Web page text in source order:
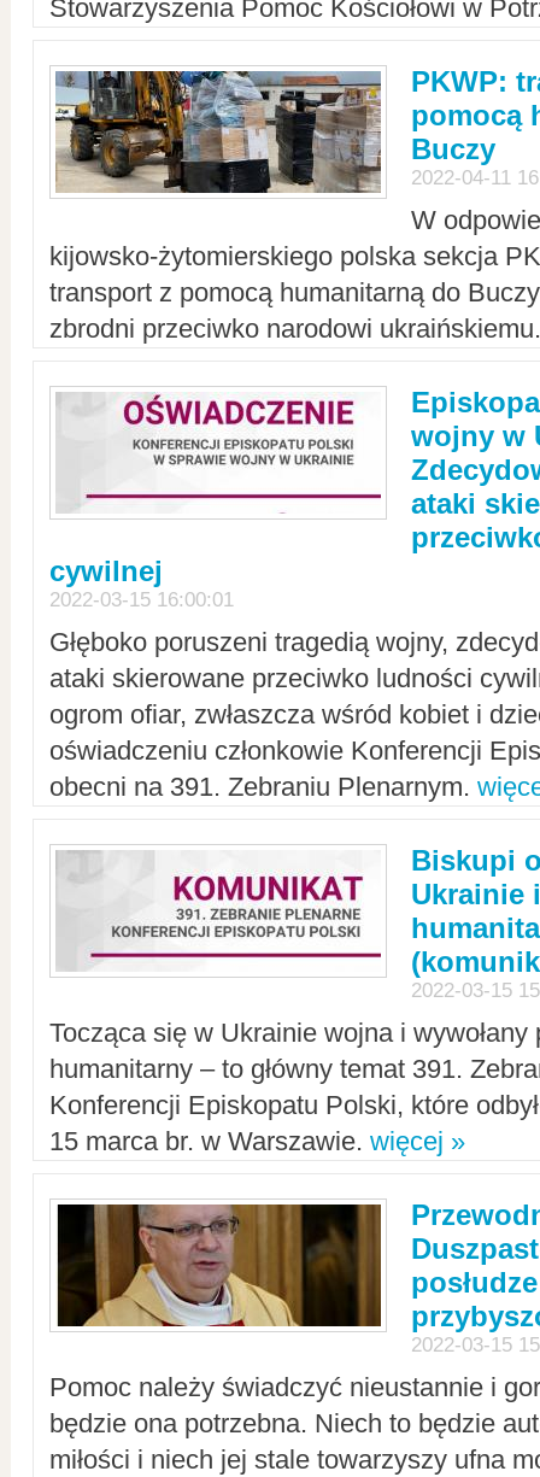
Stowarzyszenia Pomoc Kościołowi w
PKWP:
pomocą
Buczy
2022-04-11
W
kijowsko-żytomierskiego polska sekcja
transport z pomocą humanitarną do
zbrodni przeciwko narodowi
wojny w
ataki
cywilnej
2022-03-15 16:00:01
Głęboko poruszeni tragedią wojny,
ataki skierowane przeciwko ludności
ogrom ofiar, zwłaszcza wśród kobiet i
oświadczeniu członkowie Konferencji
obecni na 391. Zebraniu Plenarnym.
Biskupi
Ukrainie
2022-03-15
Tocząca się w Ukrainie wojna i
humanitarny – to główny temat 391.
Konferencji Episkopatu Polski, które
15 marca br. w Warszawie. więcej »
2022-03-15
Pomoc należy świadczyć nieustannie i
będzie ona potrzebna. Niech to będzie
miłości i niech jej stale towarzyszy ufna